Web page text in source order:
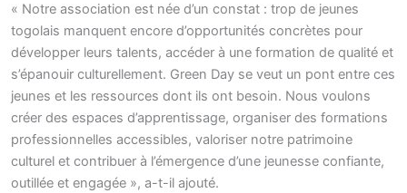
« Notre association est née d’un constat : trop de jeunes
togolais manquent encore d’opportunités concrètes pour
développer leurs talents, accéder à une formation de qualité et
s’épanouir culturellement. Green Day se veut un pont entre ces
jeunes et les ressources dont ils ont besoin. Nous voulons
créer des espaces d’apprentissage, organiser des formations
professionnelles accessibles, valoriser notre patrimoine
culturel et contribuer à l’émergence d’une jeunesse confiante,
outillée et engagée », a-t-il ajouté.